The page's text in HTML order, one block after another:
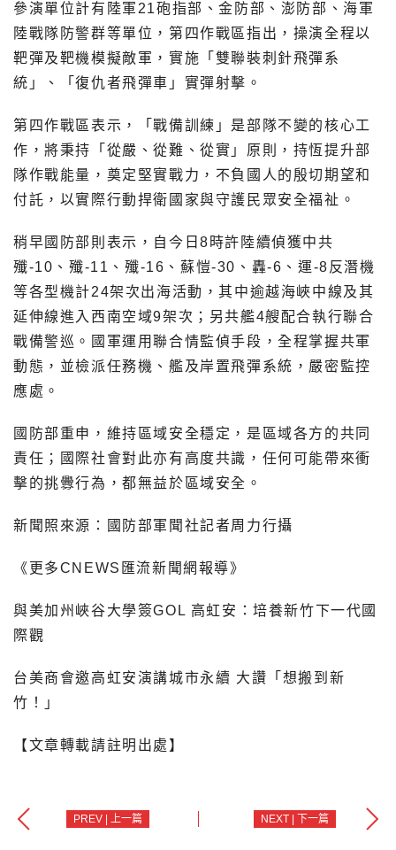
參演單位計有陸軍21砲指部、金防部、澎防部、海軍
陸戰隊防警群等單位，第四作戰區指出，操演全程以
靶彈及靶機模擬敵軍，實施「雙聯裝刺針飛彈系
統」、「復仇者飛彈車」實彈射擊。
第四作戰區表示，「戰備訓練」是部隊不變的核心工
作，將秉持「從嚴、從難、從實」原則，持恆提升部
隊作戰能量，奠定堅實戰力，不負國人的殷切期望和
付託，以實際行動捍衛國家與守護民眾安全福祉。
稍早國防部則表示，自今日8時許陸續偵獲中共
殲-10、殲-11、殲-16、蘇愷-30、轟-6、運-8反潛機
等各型機計24架次出海活動，其中逾越海峽中線及其
延伸線進入西南空域9架次；另共艦4艘配合執行聯合
戰備警巡。國軍運用聯合情監偵手段，全程掌握共軍
動態，並檢派任務機、艦及岸置飛彈系統，嚴密監控
應處。
國防部重申，維持區域安全穩定，是區域各方的共同
責任；國際社會對此亦有高度共識，任何可能帶來衝
擊的挑釁行為，都無益於區域安全。
新聞照來源：國防部軍聞社記者周力行攝
《更多CNEWS匯流新聞網報導》
與美加州峽谷大學簽GOL 高虹安：培養新竹下一代國
際觀
台美商會邀高虹安演講城市永續 大讚「想搬到新
竹！」
【文章轉載請註明出處】
PREV | 上一篇 NEXT | 下一篇